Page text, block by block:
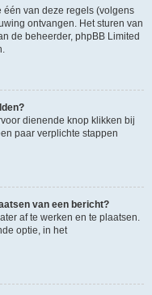
van deze regels (volgens
ontvangen. Het sturen van
de beheerder, phpBB Limited
dienende knop klikken bij
paar verplichte stappen
van een bericht?
af te werken en te plaatsen.
optie, in het